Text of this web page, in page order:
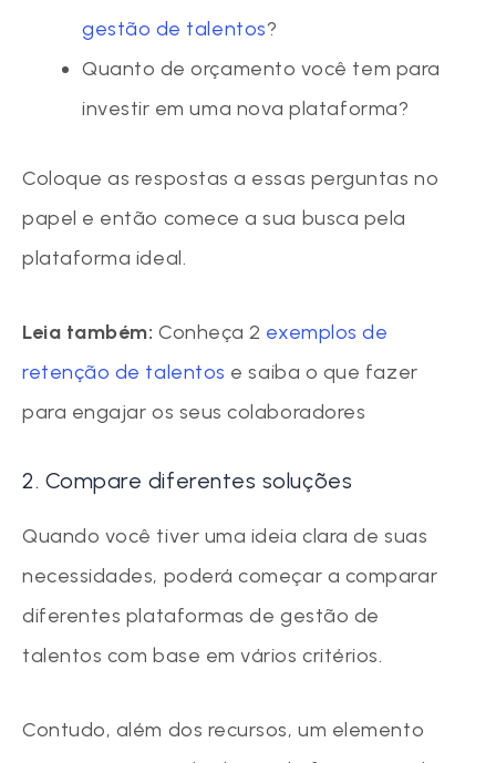
gestão de talentos?
Quanto de orçamento você tem para
investir em uma nova plataforma?
Coloque as respostas a essas perguntas no
papel e então comece a sua busca pela
plataforma ideal.
Leia também: Conheça 2 exemplos de
retenção de talentos e saiba o que fazer
para engajar os seus colaboradores
2. Compare diferentes soluções
Quando você tiver uma ideia clara de suas
necessidades, poderá começar a comparar
diferentes plataformas de gestão de
talentos com base em vários critérios.
Contudo, além dos recursos, um elemento